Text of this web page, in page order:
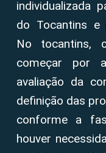
individualizada
do Tocantins e
No tocantins,
começar por
avaliação da
definição das
conforme a
houver